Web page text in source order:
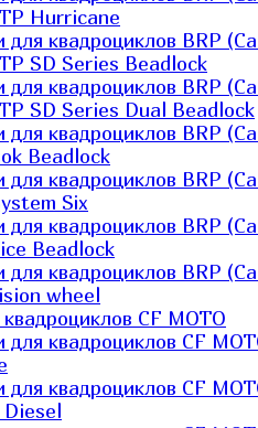
Hurricane
для квадроциклов BRP
SD Series Beadlock
для квадроциклов BRP
SD Series Dual Beadlock
для квадроциклов BRP
Beadlock
для квадроциклов BRP
Six
для квадроциклов BRP
Beadlock
для квадроциклов BRP
wheel
CF MOTO
для квадроциклов CF
для квадроциклов CF
Diesel